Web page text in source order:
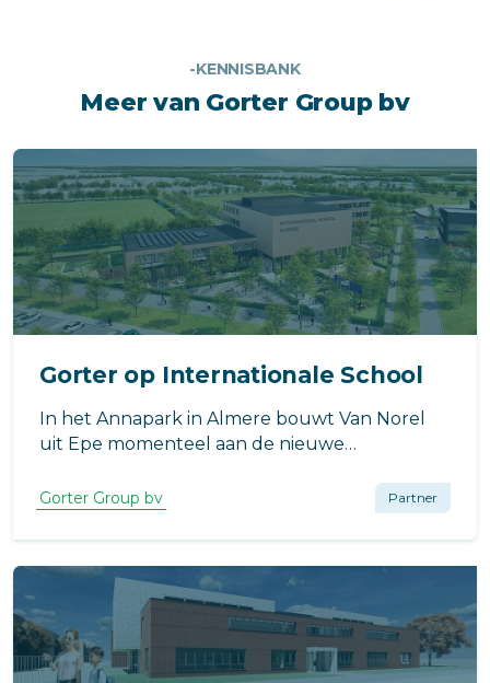
-KENNISBANK
Meer van Gorter Group bv
Gorter op Internationale School
In het Annapark in Almere bouwt Van Norel
uit Epe momenteel aan de nieuwe
deze campus lesgegeven aan leerlingen van
Gorter Group bv Partner